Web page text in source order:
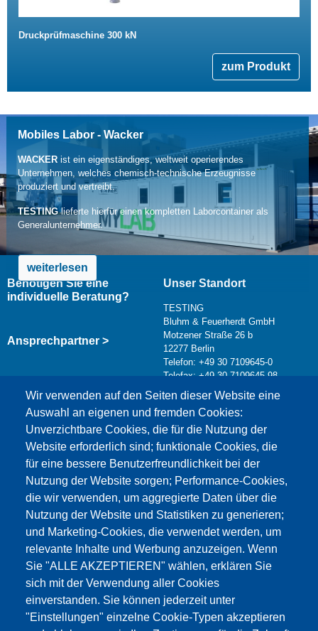
Druckprüfmaschine 300 kN
zum Produkt
Mobiles Labor - Wacker
WACKERist ein eigenständiges, weltweit operierendes
Unternehmen, welches chemisch-technische Erzeugnisse
produziert und vertreibt.
TESTINGlieferte hierfür einen kompletten Laborcontainer als
Generalunternehmer.
weiterlesen
Wir verwenden auf den Seiten dieser Website eine
Auswahl an eigenen und fremden Cookies:
Unverzichtbare Cookies, die für die Nutzung der
Website erforderlich sind; funktionale Cookies, die
für eine bessere Benutzerfreundlichkeit bei der
Nutzung der Website sorgen; Performance-Cookies,
die wir verwenden, um aggregierte Daten über die
Nutzung der Website und Statistiken zu generieren;
und Marketing-Cookies, die verwendet werden, um
relevante Inhalte und Werbung anzuzeigen. Wenn
Sie "ALLE AKZEPTIEREN" wählen, erklären Sie
sich mit der Verwendung aller Cookies
einverstanden. Sie können jederzeit unter
"Einstellungen" einzelne Cookie-Typen akzeptieren
Benötigen Sie eine
individuelle Beratung?
Ansprechpartner >
Unser Standort
TESTING
Bluhm & Feuerherdt GmbH
Motzener Straße 26 b
12277 Berlin
Telefon: +49 30 7109645-0
Telefax: +49 30 7109645-98
info@testing.de
Dieser Inhalt ist blockiert, da die Google Maps
Cookies nicht akzeptiert wurden.
NUR DIE GOOGLE MAPS COOKIES
AKZEPTIEREN.
Alle Cookies akzeptieren